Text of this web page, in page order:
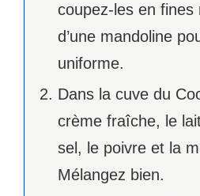
coupez-les en fines
d’une mandoline
uniforme.
Dans la cuve du
crème fraîche, le
sel, le poivre et la
Mélangez bien.